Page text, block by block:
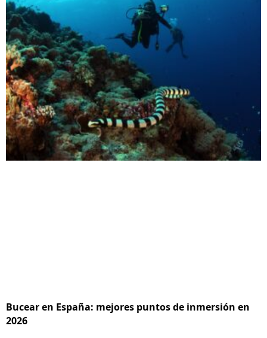
Bucear en España: mejores puntos de inmersión en
2026